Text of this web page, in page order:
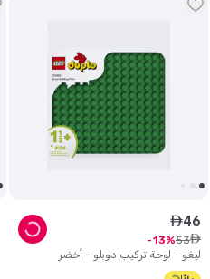
ليغو - لوحة تركيب دوبلو - أخضر
ê46
ê
53
13